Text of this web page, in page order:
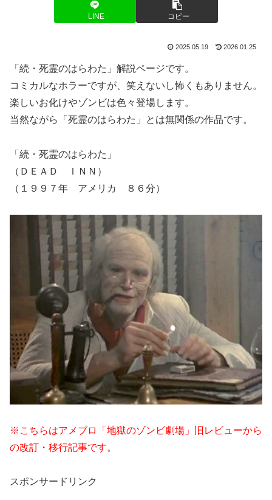
LINE コピー
2025.05.19 2026.01.25
「続・死霊のはらわた」解説ページです。
コミカルなホラーですが、笑えないし怖くもありません。
楽しいお化けやゾンビは色々登場します。
当然ながら「死霊のはらわた」とは無関係の作品です。
「続・死霊のはらわた」
（ＤＥＡＤ ＩＮＮ）
（１９９７年 アメリカ ８６分）
※こちらはアメブロ「地獄のゾンビ劇場」旧レビューから
の改訂・移行記事です。
スポンサードリンク